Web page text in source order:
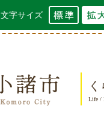
文字サイズ
Life /